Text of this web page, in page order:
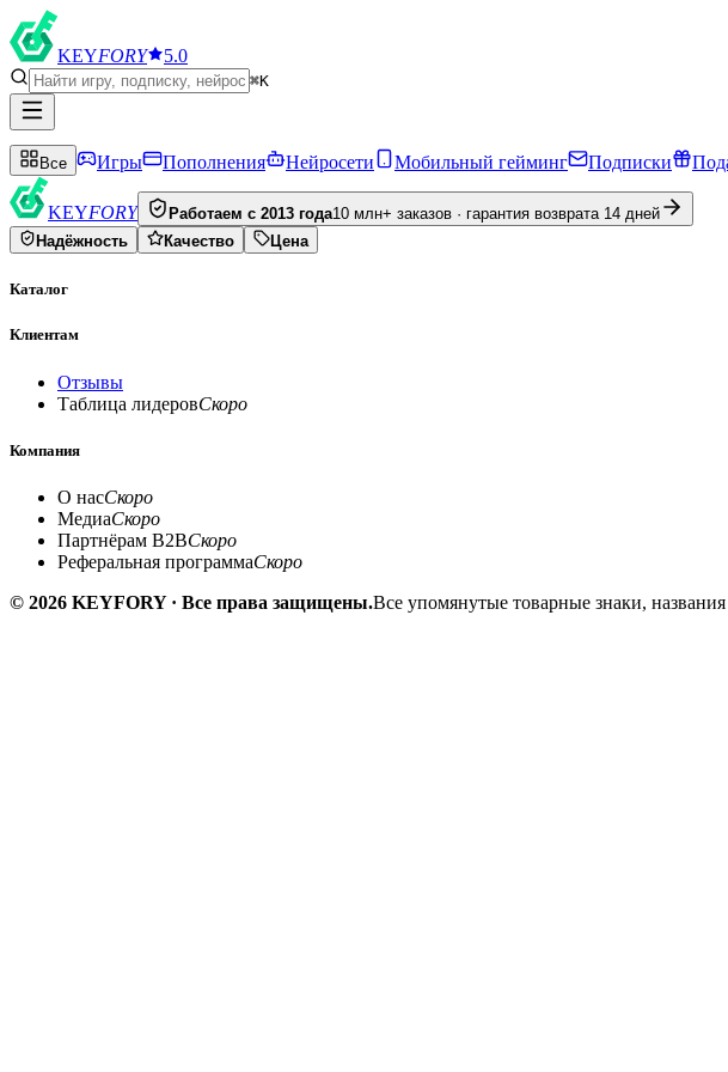
KEYFORY 5.0
⌘K
Все Игры Пополнения Нейросети Мобильный гейминг Подписки
KEYFORY Работаем с 2013 года10 млн+ заказов · гарантия возврата 14 дней
Надёжность
Качество Цена
Каталог
Клиентам
Отзывы
Таблица лидеровСкоро
Компания
О насСкоро
МедиаСкоро
Партнёрам B2BСкоро
Реферальная программаСкоро
© 2026 KEYFORY · Все права защищены.Все упомянутые товарные знаки,